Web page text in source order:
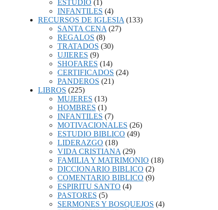
ESTUDIO (1)
INFANTILES (4)
RECURSOS DE IGLESIA (133)
SANTA CENA (27)
REGALOS (8)
TRATADOS (30)
UJIERES (9)
SHOFARES (14)
CERTIFICADOS (24)
PANDEROS (21)
LIBROS (225)
MUJERES (13)
HOMBRES (1)
INFANTILES (7)
MOTIVACIONALES (26)
ESTUDIO BIBLICO (49)
LIDERAZGO (18)
VIDA CRISTIANA (29)
FAMILIA Y MATRIMONIO (18)
DICCIONARIO BIBLICO (2)
COMENTARIO BIBLICO (9)
ESPIRITU SANTO (4)
PASTORES (5)
SERMONES Y BOSQUEJOS (4)